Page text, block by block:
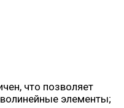
что позволяет
элементы;